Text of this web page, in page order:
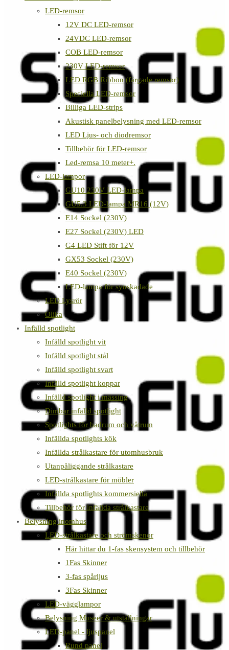
LED-remsor
12V DC LED-remsor
24VDC LED-remsor
COB LED-remsor
230V LED-remsor
LED RGB Ribbon (färgade remsor)
Speciella LED-remsor
Billiga LED-strips
Akustisk panelbelysning med LED-remsor
LED Ljus- och diodremsor
Tillbehör för LED-remsor
Led-remsa 10 meter+.
LED-lampor
GU10 230V LED-lampa
GU5.3 LED-lampa MR16 (12V)
E14 Sockel (230V)
E27 Sockel (230V) LED
G4 LED Stift för 12V
GX53 Sockel (230V)
E40 Sockel (230V)
LED-lampa för synskadade
LED Lysrör
Olika
Infälld spotlight
Infälld spotlight vit
Infälld spotlight stål
Infälld spotlight svart
Infälld spotlight koppar
Infälld spotlight i mässing
Dimbar infälld spotlight
Spotlights för badrum och våtrum
Infällda spotlights kök
Infällda strålkastare för utomhusbruk
Utanpåliggande strålkastare
LED-strålkastare för möbler
Infällda spotlights kommersiella
Tillbehör för infällda strålkastare
Belysning inomhus
LED-strålkastare och strömskenor
Här hittar du 1-fas skensystem och tillbehör
1Fas Skinner
3-fas spårljus
3Fas Skinner
LED-vägglampor
Belysning Museer & utställningar
LED-panel - ljuspanel
Rund panel